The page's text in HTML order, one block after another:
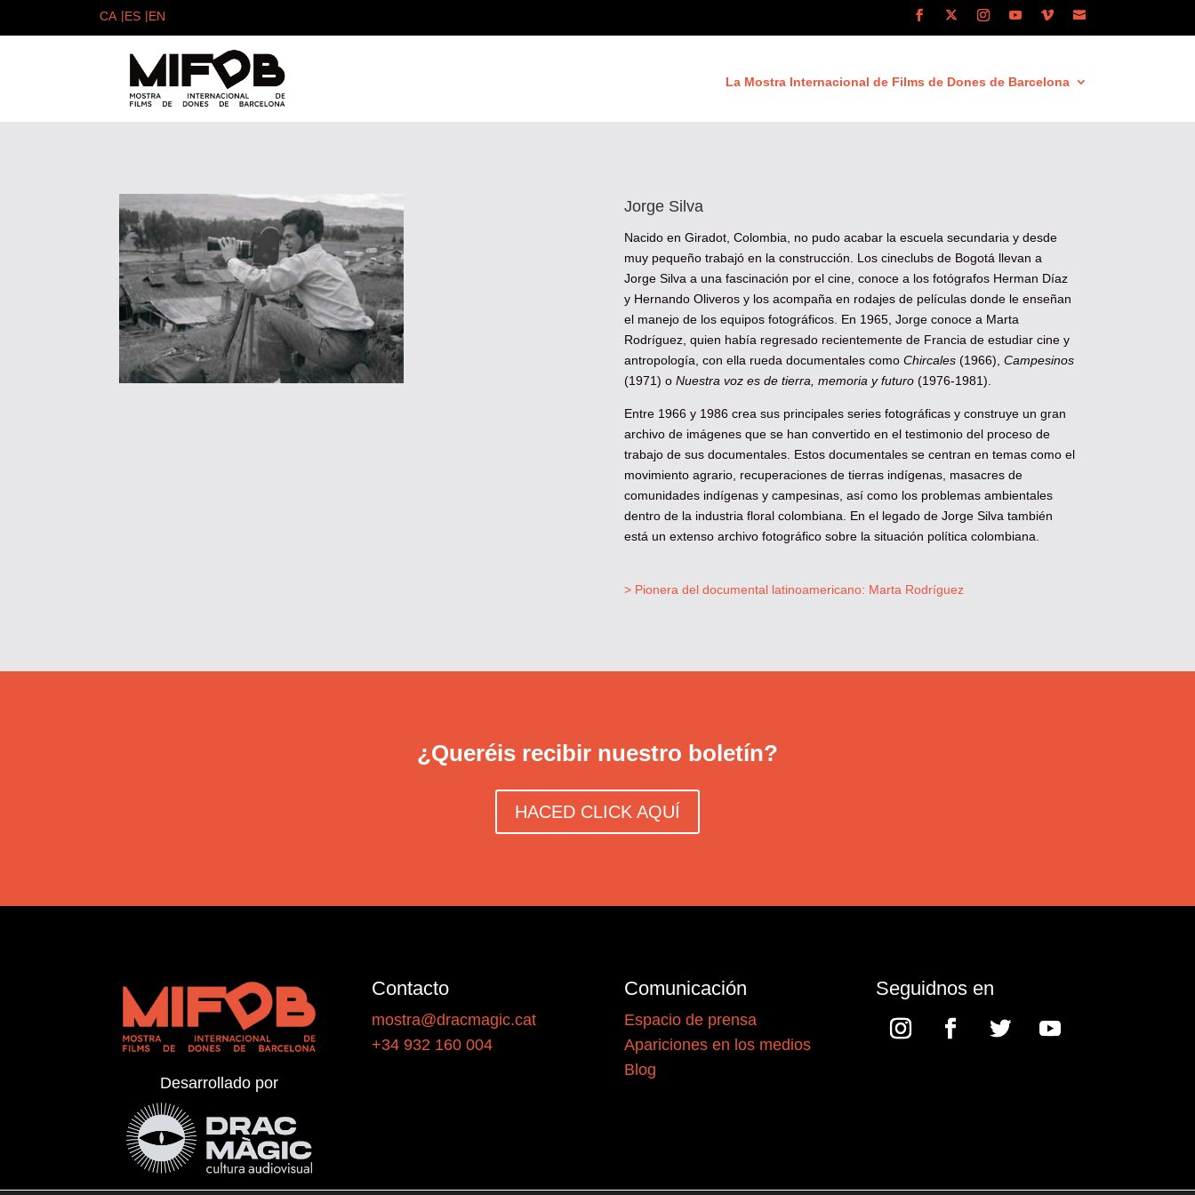
La Mostra Internacional de Films de Dones de Barcelona
Jorge Silva
Nacido en Giradot, Colombia, no pudo acabar la escuela secundaria y desde
muy pequeño trabajó en la construcción. Los cineclubs de Bogotá llevan a
Jorge Silva a una fascinación por el cine, conoce a los fotógrafos Herman Díaz
y Hernando Oliveros y los acompaña en rodajes de películas donde le enseñan
el manejo de los equipos fotográficos. En 1965, Jorge conoce a Marta
Rodríguez, quien había regresado recientemente de Francia de estudiar cine y
antropología, con ella rueda documentales como Chircales(1966), Campesinos
(1971) o Nuestra voz es de tierra, memoria y futuro(1976-1981).
Entre 1966 y 1986 crea sus principales series fotográficas y construye un gran
archivo de imágenes que se han convertido en el testimonio del proceso de
trabajo de sus documentales. Estos documentales se centran en temas como el
movimiento agrario, recuperaciones de tierras indígenas, masacres de
comunidades indígenas y campesinas, así como los problemas ambientales
dentro de la industria floral colombiana. En el legado de Jorge Silva también
está un extenso archivo fotográfico sobre la situación política colombiana.
> Pionera del documental latinoamericano: Marta Rodríguez
¿Queréis recibir nuestro boletín?
HACED CLICK AQUÍ
Desarrollado por
Contacto
mostra@dracmagic.cat
+34 932 160 004
Comunicación
Espacio de prensa
Apariciones en los medios
Blog
Seguidnos en